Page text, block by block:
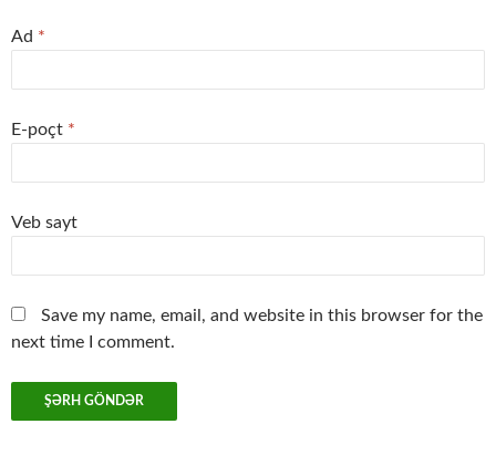
Ad *
E-poçt *
Veb sayt
Save my name, email, and website in this browser for the
next time I comment.